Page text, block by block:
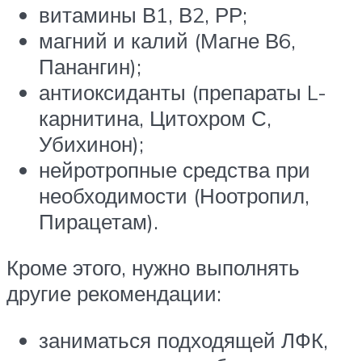
витамины В1, В2, РР;
магний и калий (Магне В6,
Панангин);
антиоксиданты (препараты L-
карнитина, Цитохром С,
Убихинон);
нейротропные средства при
необходимости (Ноотропил,
Пирацетам).
Кроме этого, нужно выполнять
другие рекомендации:
заниматься подходящей ЛФК,